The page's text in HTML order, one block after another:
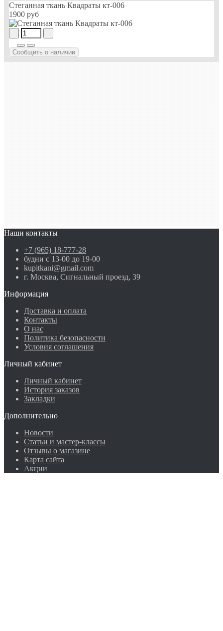
Cтеганная ткань Квадраты кт-006
1900 руб
Сообщить о наличии
Наши контакты
+7 (965) 18-777-28
будни с 13-00 до 19-00
kupitkani@gmail.com
г. Москва, Сигнальный проезд, 39
Информация
Доставка и оплата
Контакты
О нас
Политика безопасности
Условия соглашения
Личный кабинет
Личный кабинет
История заказов
Закладки
Дополнительно
Новости
Статьи и мастер-классы
Отзывы о магазине
Карта сайта
Акции